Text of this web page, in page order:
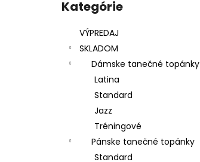
Preskočiť
kategórie
Kategórie
VÝPREDAJ
SKLADOM
Dámske tanečné topánky
Latina
Standard
Jazz
Tréningové
Pánske tanečné topánky
Standard